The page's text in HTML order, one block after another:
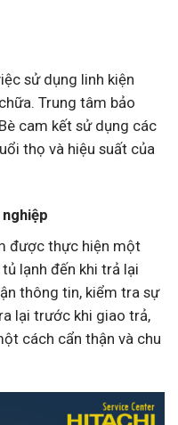
sử dụng linh kiện
Trung tâm bảo
cam kết sử dụng các
thọ và hiệu suất của
được thực hiện một
lạnh đến khi trả lại
thông tin, kiểm tra sự
lại trước khi giao trả,
cách cẩn thận và chu